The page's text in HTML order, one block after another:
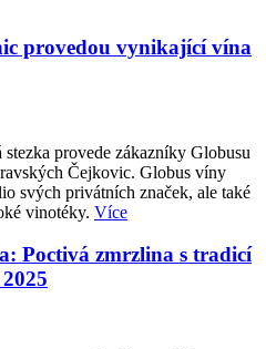
provedou vynikající vína
provede zákazníky Globusu
Čejkovic. Globus víny
svých privátních značek, ale také
vinotéky. Více
Poctivá zmrzlina s tradicí